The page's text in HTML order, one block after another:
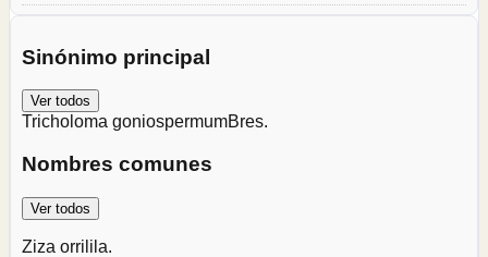
Sinónimo principal
Ver todos
Tricholoma goniospermumBres.
Nombres comunes
Ver todos
Ziza orrilila.